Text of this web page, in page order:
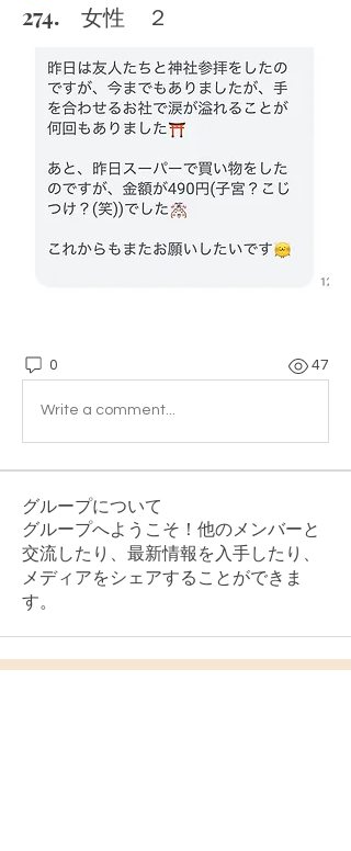
274. 女性 ２
0 47
Write a comment...
グループについて
グループへようこそ！他のメンバーと
交流したり、最新情報を入手したり、
メディアをシェアすることができま
す。